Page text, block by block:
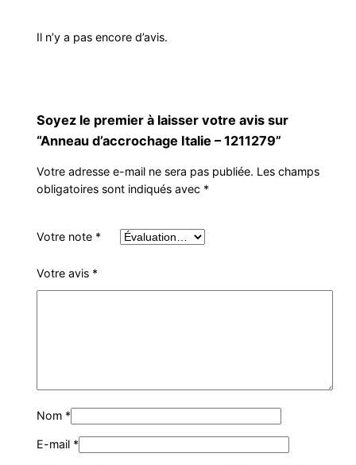
Il n’y a pas encore d’avis.
Soyez le premier à laisser votre avis sur
“Anneau d’accrochage Italie – 1211279”
Votre adresse e-mail ne sera pas publiée. Les champs
obligatoires sont indiqués avec *
Votre note *
Votre avis *
Nom *
E-mail *